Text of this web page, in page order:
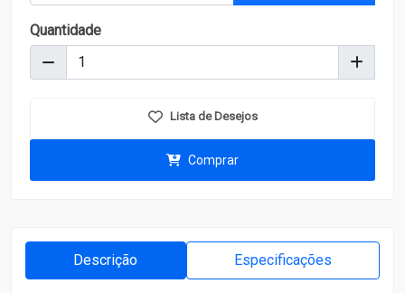
Quantidade
Lista de Desejos
Comprar
Descrição Especificações